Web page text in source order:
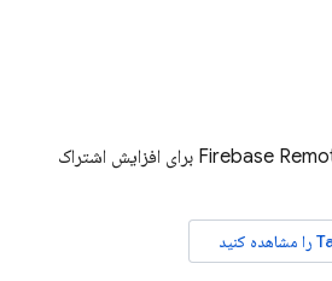
Firebase برای افزایش اشتراک